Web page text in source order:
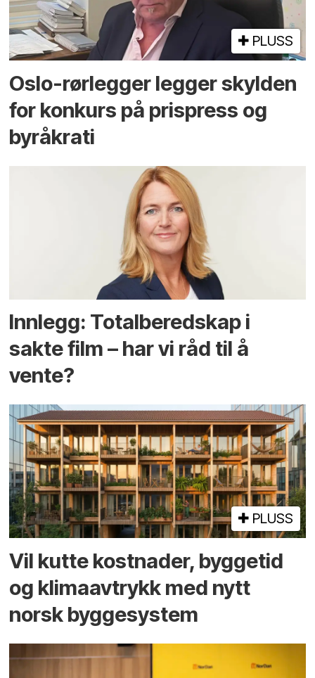
PLUSS
Oslo-rørlegger legger skylden
for konkurs på prispress og
byråkrati
Innlegg: Totalberedskap i
sakte film – har vi råd til å
vente?
PLUSS
Vil kutte kostnader, byggetid
og klima­avtrykk med nytt
norsk bygge­system